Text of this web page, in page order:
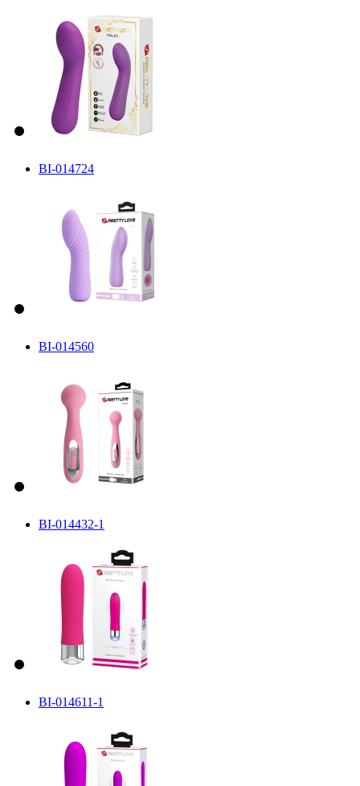
BI-014724
BI-014560
BI-014432-1
BI-014611-1